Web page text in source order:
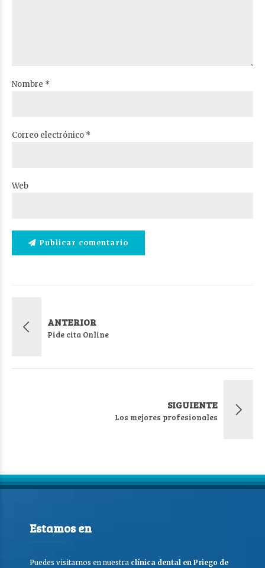
Nombre *
Correo electrónico *
Web
Publicar comentario
ANTERIOR
Pide cita Online
SIGUIENTE
Los mejores profesionales
Estamos en
Puedes visitarnos en nuestra clínica dental en Priego de